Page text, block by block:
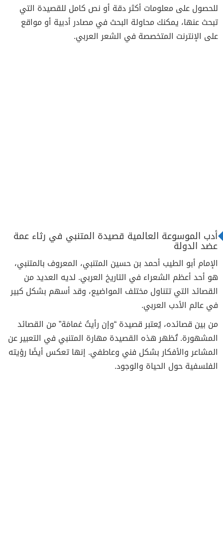
للحصول على معلومات أكثر دقة أو نص كامل للقصيدة التي
تبحث عنها، يمكنك محاولة البحث في مصادر أدبية أو مواقع
على الإنترنت المتخصصة في الشعر العربي.
أدب الموسوعة العالمية قصيدة المتنبي في رثاء عمة
عضد الدولة
الإمام أبو الطيب أحمد بن حسين المتنبي، المعروف بالمتنبي،
هو أحد أعظم الشعراء في التاريخ العربي. لديه العديد من
القصائد التي تتناول مختلف المواضيع، وقد أسهم بشكل كبير
في عالم الأدب العربي.
من بين قصائده، يُعتبر قصيدة “وإن رأيتُ غمامَة” من القصائد
المشهورة. تُظهر هذه القصيدة مهارة المتنبي في التعبير عن
المشاعر والأفكار بشكل فني وعاطفي. إنها تعكس أيضًا رؤيته
الفلسفية حول الحياة والوجود.